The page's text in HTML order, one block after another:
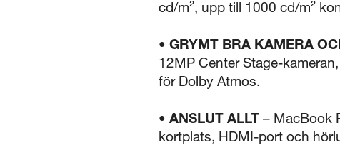
cd/m², upp till 1000 cd/m²
• GRYMT BRA KAMERA
12MP Center Stage-
för Dolby Atmos.
• ANSLUT ALLT – MacBook
kortplats, HDMI-port och